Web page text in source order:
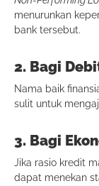
menurunkan
bank tersebut.
2. Bagi
Nama baik
sulit untuk
3. Bagi
Jika rasio kredit
dapat menekan